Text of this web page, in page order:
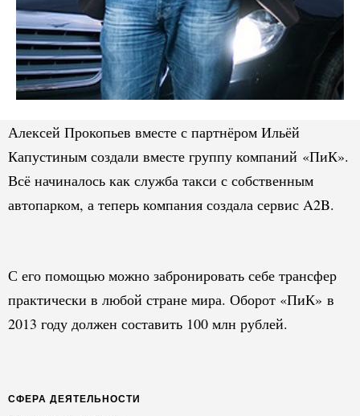
Алексей Прокопьев вместе с партнёром Ильёй
Капустиным создали вместе группу компаний «ПиК».
Всё начиналось как служба такси с собственным
автопарком, а теперь компания создала сервис A2B.
С его помощью можно забронировать себе трансфер
практически в любой стране мира. Оборот «ПиК» в
2013 году должен составить 100 млн рублей.
СФЕРА ДЕЯТЕЛЬНОСТИ